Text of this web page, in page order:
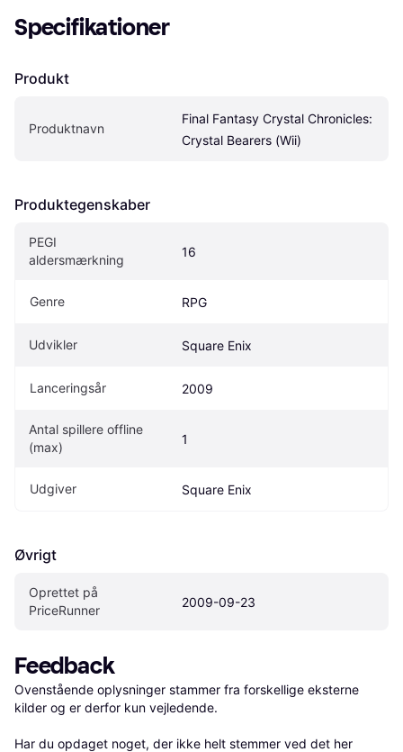
Specifikationer
Produkt
Produktnavn
Final Fantasy Crystal Chronicles:
Crystal Bearers (Wii)
Produktegenskaber
PEGI
aldersmærkning
16
Genre RPG
Udvikler Square Enix
Lanceringsår 2009
Antal spillere offline
(max)
1
Udgiver Square Enix
Øvrigt
Oprettet på
PriceRunner
2009-09-23
Feedback
Ovenstående oplysninger stammer fra forskellige eksterne
kilder og er derfor kun vejledende.
Har du opdaget noget, der ikke helt stemmer ved det her